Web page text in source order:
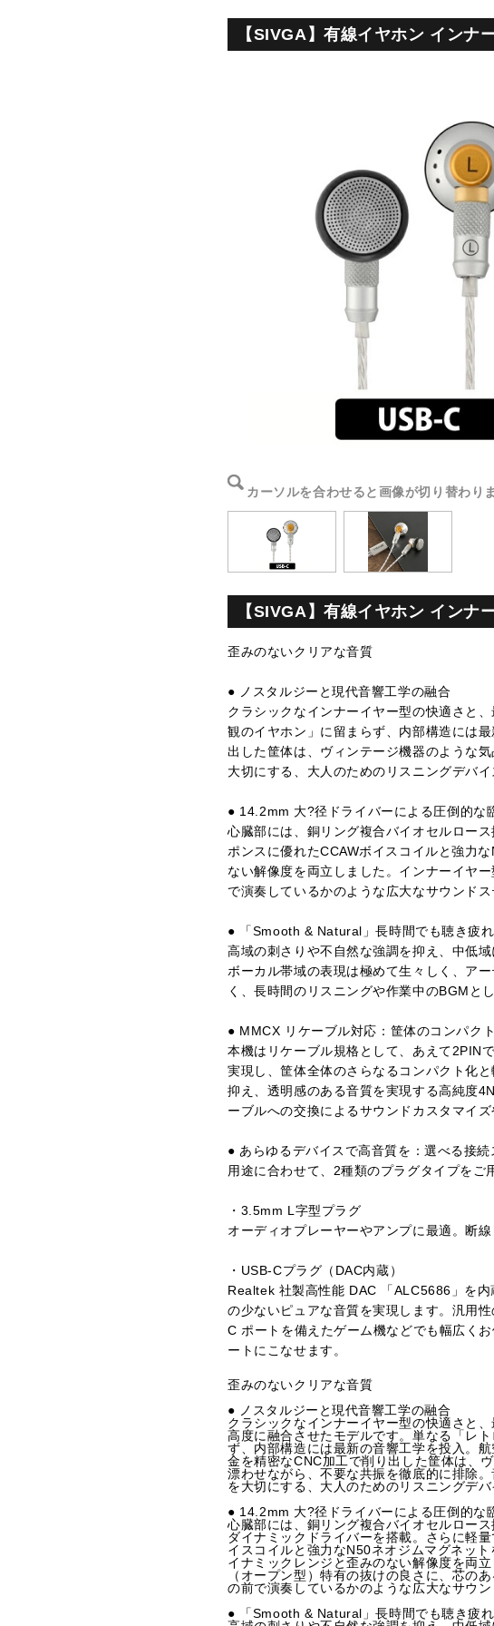
【SIVGA】有線イヤホン インナ
カーソルを合わせると画像が切り替わりま
【SIVGA】有線イヤホン インナ
歪みのないクリアな音質
● ノスタルジーと現代音響工学の融合
クラシックなインナーイヤー型の快適さと
観のイヤホン」に留まらず、内部構造には
出した筐体は、ヴィンテージ機器のような
大切にする、大人のためのリスニングデバイ
● 14.2mm 大?径ドライバーによる圧倒的な
心臓部には、銅リング複合バイオセルロー
ポンスに優れたCCAWボイスコイルと強力
ない解像度を両立しました。インナーイヤ
で演奏しているかのような広大なサウンドス
● 「Smooth & Natural」長時間でも聴き疲
高域の刺さりや不自然な強調を抑え、中低
ボーカル帯域の表現は極めて生々しく、ア
く、長時間のリスニングや作業中のBGMと
● MMCX リケーブル対応：筐体のコンパク
本機はリケーブル規格として、あえて2PIN
実現し、筐体全体のさらなるコンパクト化
抑え、透明感のある音質を実現する高純度
ーブルへの交換によるサウンドカスタマイ
● あらゆるデバイスで高音質を：選べる接続
用途に合わせて、2種類のプラグタイプをご
・3.5mm L字型プラグ
オーディオプレーヤーやアンプに最適。断
・USB-Cプラグ（DAC内蔵）
Realtek 社製高性能 DAC 「ALC5686」を
の少ないピュアな音質を実現します。汎用
C ポートを備えたゲーム機などでも幅広く
ートにこなせます。
歪みのないクリアな音質
● ノスタルジーと現代音響工学の融合
クラシックなインナーイヤー型の快適さと
高度に融合させたモデルです。単なる「レ
ず、内部構造には最新の音響工学を投入。
金を精密なCNC加工で削り出した筐体は、
漂わせながら、不要な共振を徹底的に排除
を大切にする、大人のためのリスニングデバ
● 14.2mm 大?径ドライバーによる圧倒的な
心臓部には、銅リング複合バイオセルロー
ダイナミックドライバーを搭載。さらに軽
イスコイルと強力なN50ネオジムマグネッ
イナミックレンジと歪みのない解像度を両
（オープン型）特有の抜けの良さに、芯の
の前で演奏しているかのような広大なサウン
● 「Smooth & Natural」長時間でも聴き疲